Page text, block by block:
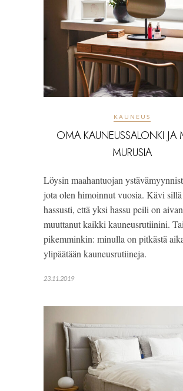
KAUNEUS
OMA KAUNEUSSALONKI JA
MURUSIA
Löysin maahantuojan
jota olen himoinnut vuosia. Kävi
hassusti, että yksi hassu peili on
muuttanut kaikki kauneusrutiinini. Tai
pikemminkin: minulla on pitkästä
ylipäätään kauneusrutiineja.
23.11.2019